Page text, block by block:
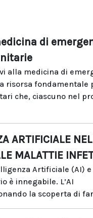
di
alla medicina di
risorsa fondamentale
che, ciascuno nel
ARTIFICIALE
MALATTIE
Artificiale (AI)
è innegabile. L’AI
la scoperta di